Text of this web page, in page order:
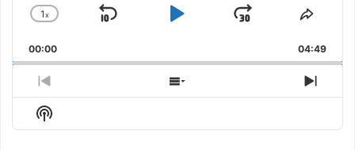
Change
Rate
1x
Skip
Play
Jump
Forward
Share
00:00 04:49
Previous
Episode
Show
Episodes
Next
Show
Podcast